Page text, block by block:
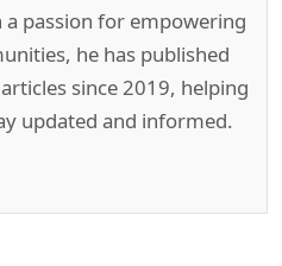
passion for empowering
he has published
since 2019, helping
updated and informed.